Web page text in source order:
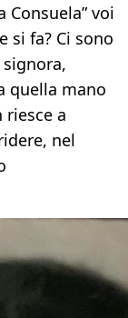
Consuela” voi
si fa? Ci sono
quella mano
a
nel